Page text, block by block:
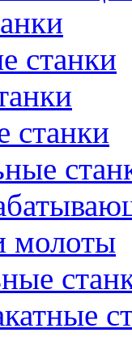
станки
станки
молоты